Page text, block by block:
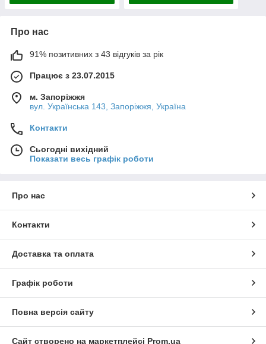
Про нас
91% позитивних з 43 відгуків за рік
Працює з 23.07.2015
м. Запоріжжя
вул. Українська 143, Запоріжжя, Україна
Контакти
Сьогодні вихідний
Показати весь графік роботи
Про нас
Контакти
Доставка та оплата
Графік роботи
Повна версія сайту
Сайт створено на маркетплейсі Prom.ua